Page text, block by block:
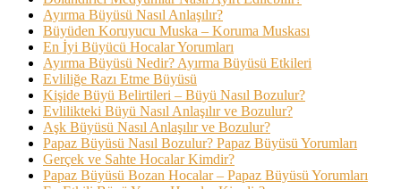
Ayırma Büyüsü Nasıl Anlaşılır?
Büyüden Koruyucu Muska – Koruma Muskası
En İyi Büyücü Hocalar Yorumları
Ayırma Büyüsü Nedir? Ayırma Büyüsü Etkileri
Evliliğe Razı Etme Büyüsü
Kişide Büyü Belirtileri – Büyü Nasıl Bozulur?
Evlilikteki Büyü Nasıl Anlaşılır ve Bozulur?
Aşk Büyüsü Nasıl Anlaşılır ve Bozulur?
Papaz Büyüsü Nasıl Bozulur? Papaz Büyüsü Yorumları
Gerçek ve Sahte Hocalar Kimdir?
Papaz Büyüsü Bozan Hocalar – Papaz Büyüsü Yorumları